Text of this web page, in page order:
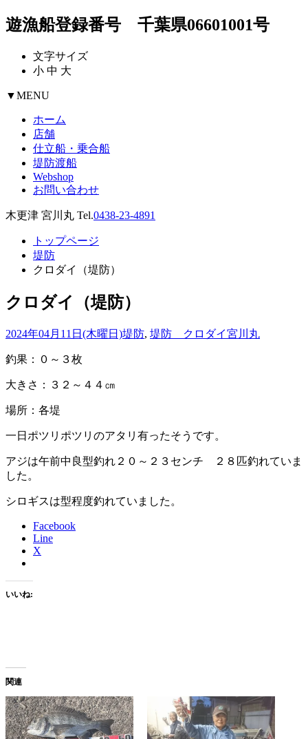
遊漁船登録番号 千葉県06601001号
文字サイズ
小 中 大
▼MENU
ホーム
店舗
仕立船・乗合船
堤防渡船
Webshop
お問い合わせ
木更津 宮川丸 Tel.0438-23-4891
トップページ
堤防
クロダイ（堤防）
クロダイ（堤防）
2024年04月11日(木曜日)堤防, 堤防 クロダイ宮川丸
釣果：０～３枚
大きさ：３２～４４㎝
場所：各堤
一日ポツリポツリのアタリ有ったそうです。
アジは午前中良型釣れ２０～２３センチ ２８匹釣れていま
した。
シロギスは型程度釣れていました。
Facebook
Line
X
いいね:
関連